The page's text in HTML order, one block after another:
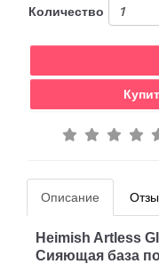
Количество
Описание
Heimish Artless
Сияющая база